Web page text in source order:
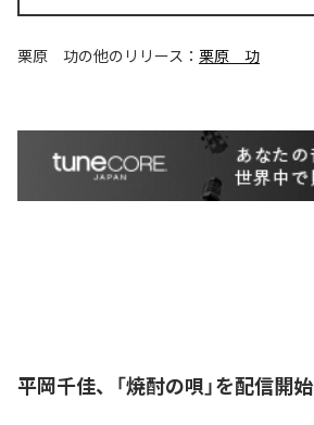
栗原 功の他のリリース： 栗原 功
平岡千佳、「焼酎の唄」を配信開始